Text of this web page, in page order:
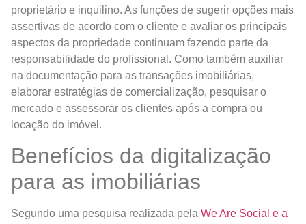
proprietário e inquilino. As funções de sugerir opções mais
assertivas de acordo com o cliente e avaliar os principais
aspectos da propriedade continuam fazendo parte da
responsabilidade do profissional. Como também auxiliar
na documentação para as transações imobiliárias,
elaborar estratégias de comercialização, pesquisar o
mercado e assessorar os clientes após a compra ou
locação do imóvel.
Benefícios da digitalização
para as imobiliárias
Segundo uma pesquisa realizada pela We Are Social e a